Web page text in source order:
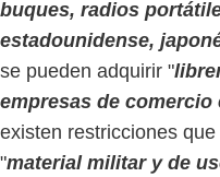
buques, radios
estadounidense,
se pueden adquirir "
empresas de
existen restricciones
"material militar y de